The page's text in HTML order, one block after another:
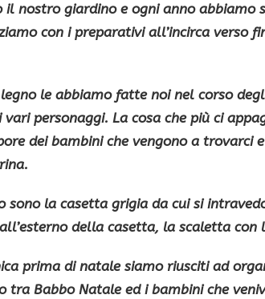
il nostro giardino e ogni anno abbiamo
con ipreparativiall’incirca verso
le abbiamo fatte noi nel corso
personaggi. La cosa che più ci
deibambiniche vengono a trovarci
.
sono la casetta grigiada cui si
della casetta, la scalettacon
prima di natale siamo riusciti ad
tra Babbo Natale ed i bambini che